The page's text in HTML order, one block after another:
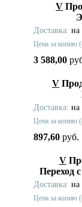
V
Доставка: на
Цена за копию
3 588,00
V
Доставка: на
Цена за копию
897,60 руб.
V
Переход
Доставка: на
Цена за копию